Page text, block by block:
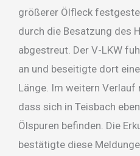
größerer Ölfleck
durch die Besatzung des
abgestreut. Der V-LKW
an und beseitigte dort
Länge. Im weitern
dass sich in Teisbach
Ölspuren befinden. Die
bestätigte diese